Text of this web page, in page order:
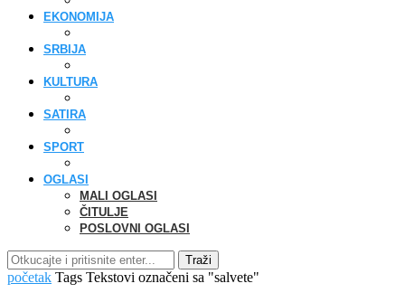
EKONOMIJA
SRBIJA
KULTURA
SATIRA
SPORT
OGLASI
MALI OGLASI
ČITULJE
POSLOVNI OGLASI
Traži
početak Tags Tekstovi označeni sa "salvete"